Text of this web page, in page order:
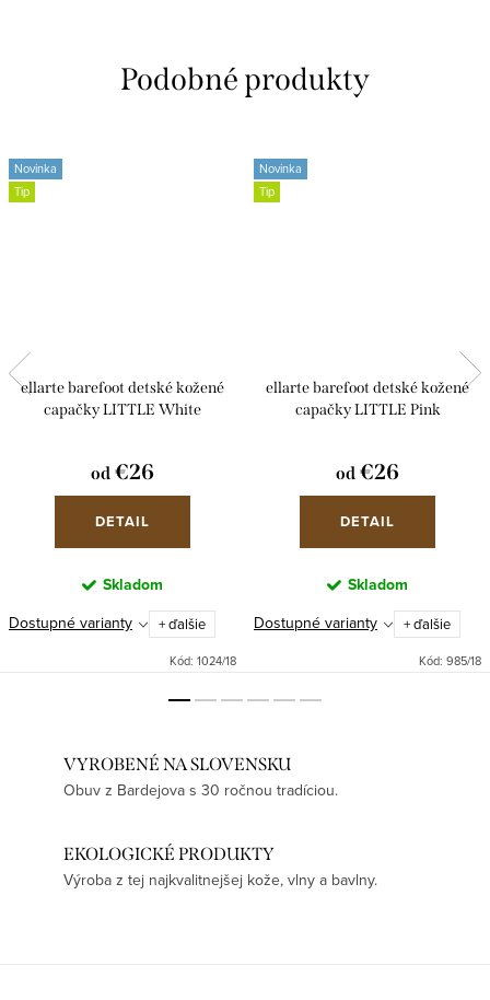
Novinka
Tip
ellarte barefoot detské kožené
capačky LITTLE White
od €26
DETAIL
Skladom
Dostupné varianty + ďalšie
Kód: 1024/18
Novinka
Tip
ellarte barefoot detské kožené
capačky LITTLE Pink
od €26
DETAIL
Skladom
Dostupné varianty + ďalšie
Kód: 985/18
VYROBENÉ NA SLOVENSKU
Obuv z Bardejova s 30 ročnou tradíciou.
EKOLOGICKÉ PRODUKTY
Výroba z tej najkvalitnejšej kože, vlny a bavlny.